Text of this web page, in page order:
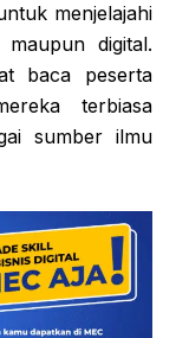
menjelajahi
digital.
baca peserta
terbiasa
sumber ilmu